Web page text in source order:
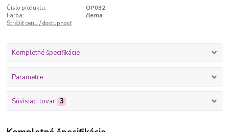
Číslo produktu:
OP032
Farba:
čierna
Strážiť cenu / dostupnosť
Kompletné špecifikácie
Parametre
Súvisiaci tovar 3